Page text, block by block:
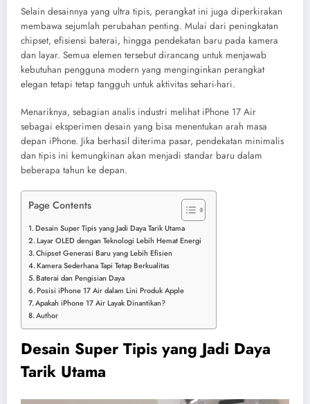
Selain desainnya yang ultra tipis, perangkat ini juga diperkirakan
membawa sejumlah perubahan penting. Mulai dari peningkatan
chipset, efisiensi baterai, hingga pendekatan baru pada kamera
dan layar. Semua elemen tersebut dirancang untuk menjawab
kebutuhan pengguna modern yang menginginkan perangkat
elegan tetapi tetap tangguh untuk aktivitas sehari-hari.
Menariknya, sebagian analis industri melihat iPhone 17 Air
sebagai eksperimen desain yang bisa menentukan arah masa
depan iPhone. Jika berhasil diterima pasar, pendekatan minimalis
dan tipis ini kemungkinan akan menjadi standar baru dalam
beberapa tahun ke depan.
Page Contents
Desain Super Tipis yang Jadi Daya Tarik Utama
Layar OLED dengan Teknologi Lebih Hemat Energi
Chipset Generasi Baru yang Lebih Efisien
Kamera Sederhana Tapi Tetap Berkualitas
Baterai dan Pengisian Daya
Posisi iPhone 17 Air dalam Lini Produk Apple
Apakah iPhone 17 Air Layak Dinantikan?
Author
Desain Super Tipis yang Jadi Daya
Tarik Utama